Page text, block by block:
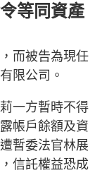
等同資產
而被告為現任
限公司。
一方暫時不得
帳戶餘額及資
暫委法官林展
信託權益恐成